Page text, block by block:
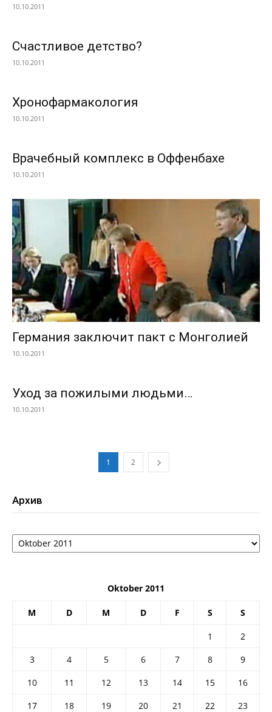
10.10.2011
Счастливое детство?
10.10.2011
Хронофармакология
10.10.2011
Врачебный комплекс в Оффенбахе
10.10.2011
Германия заключит пакт с Монголией
10.10.2011
Уход за пожилыми людьми…
10.10.2011
1 2
Архив
Архив
Oktober 2011
M D M D F S S
1
2
3
4 5 6 7 8
9
10
11 12 13 14 15
16
17
18 19 20 21 22
23